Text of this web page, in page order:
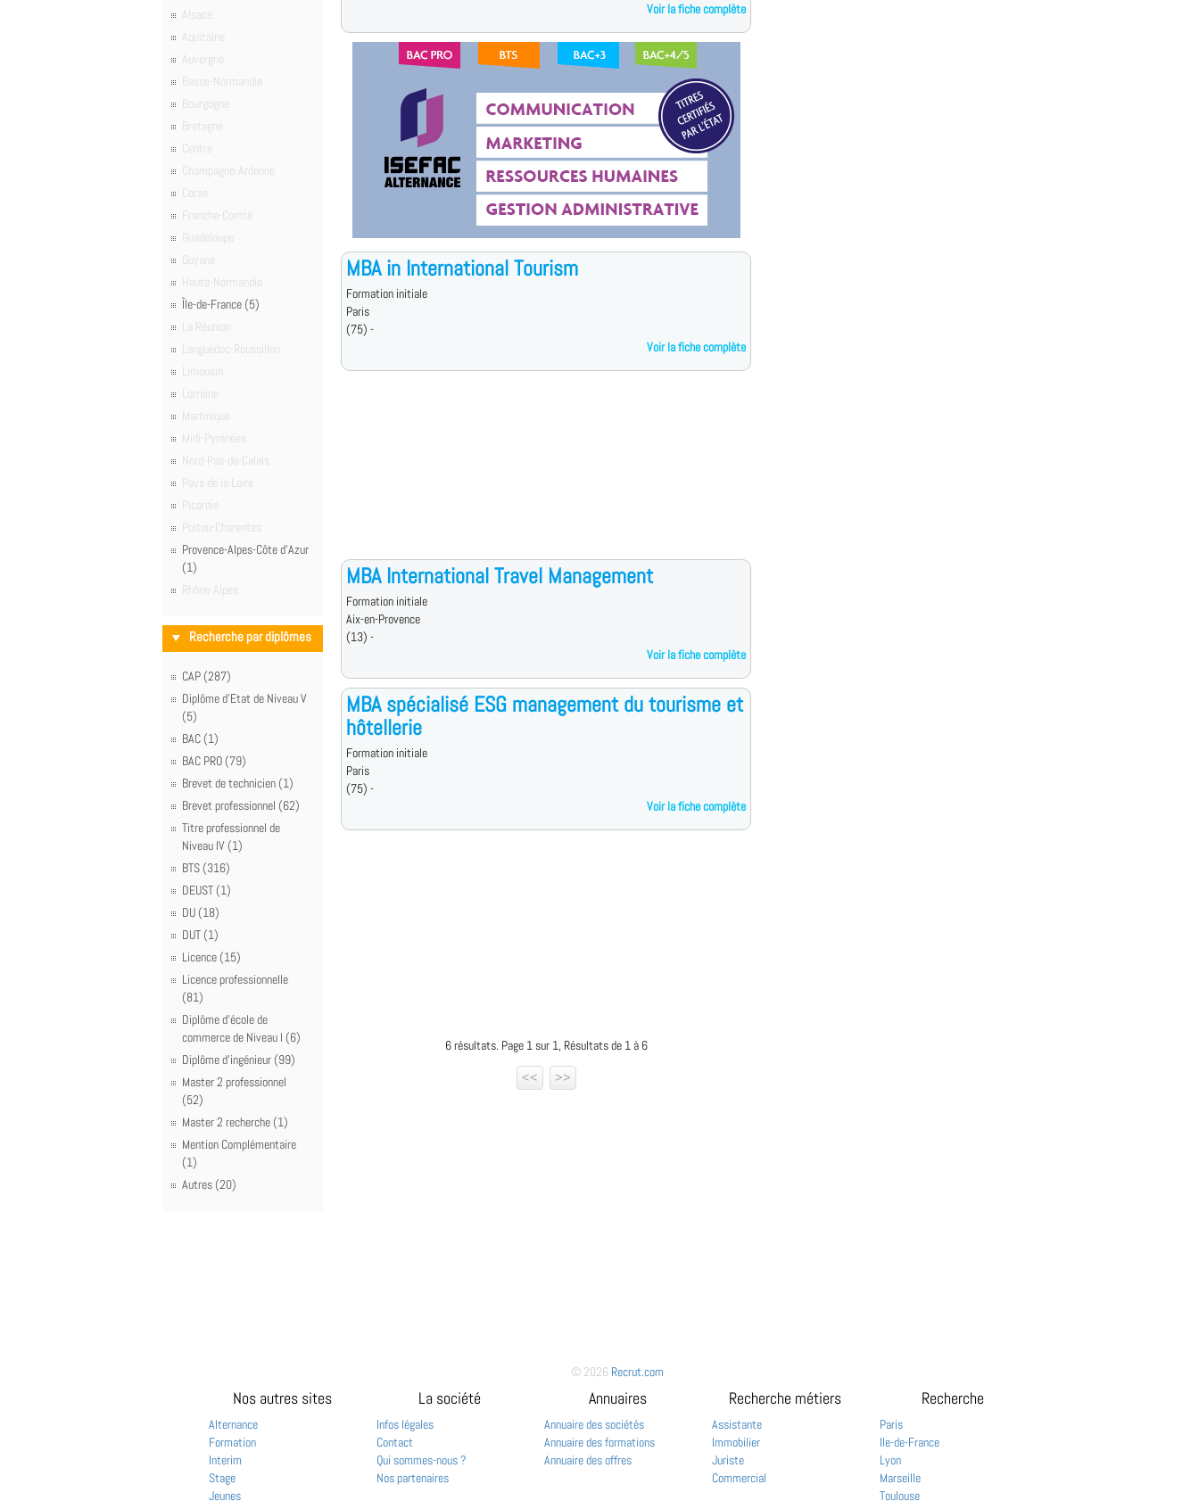
Alsace
Aquitaine
Auvergne
Basse-Normandie
Bourgogne
Bretagne
Centre
Champagne-Ardenne
Corse
Franche-Comté
Guadeloupe
Guyane
Haute-Normandie
Île-de-France (5)
La Réunion
Languedoc-Roussillon
Limousin
Lorraine
Martinique
Midi-Pyrénées
Nord-Pas-de-Calais
Pays de la Loire
Picardie
Poitou-Charentes
Provence-Alpes-Côte d'Azur
(1)
Rhône-Alpes
Recherche par diplômes
CAP (287)
Diplôme d'Etat de Niveau V
(5)
BAC (1)
BAC PRO (79)
Brevet de technicien (1)
Brevet professionnel (62)
Titre professionnel de
Niveau IV (1)
BTS (316)
DEUST (1)
DU (18)
DUT (1)
Licence (15)
Licence professionnelle
(81)
Diplôme d'école de
commerce de Niveau I (6)
Diplôme d'ingénieur (99)
Master 2 professionnel
(52)
Master 2 recherche (1)
Mention Complémentaire
(1)
Autres (20)
Voir la fiche complète
MBA in International Tourism
Formation initiale
Paris
(75) -
Voir la fiche complète
MBA International Travel Management
Formation initiale
Aix-en-Provence
(13) -
Voir la fiche complète
MBA spécialisé ESG management du tourisme et
hôtellerie
Formation initiale
Paris
(75) -
Voir la fiche complète
6 résultats. Page 1 sur 1, Résultats de 1 à 6
<<
>>
© 2026 Recrut.com
Nos autres sites
Alternance
Formation
Interim
Stage
Jeunes
La société
Infos légales
Contact
Qui sommes-nous ?
Nos partenaires
Annuaires
Annuaire des sociétés
Annuaire des formations
Annuaire des offres
Recherche métiers
Assistante
Immobilier
Juriste
Commercial
Recherche
Paris
Ile-de-France
Lyon
Marseille
Toulouse